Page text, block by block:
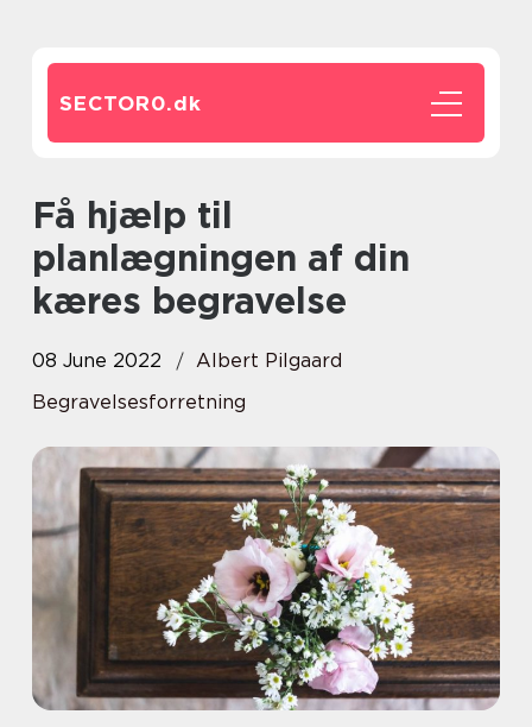
SECTOR0.dk
Få hjælp til
planlægningen af din
kæres begravelse
08 June 2022
Albert Pilgaard
Begravelsesforretning